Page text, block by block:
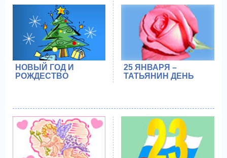
НОВЫЙ ГОД И
РОЖДЕСТВО
25 ЯНВАРЯ –
ТАТЬЯНИН ДЕНЬ